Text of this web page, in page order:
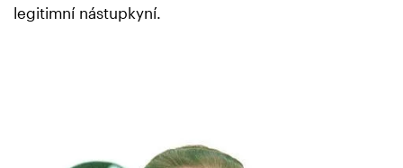
legitimní nástupkyní.